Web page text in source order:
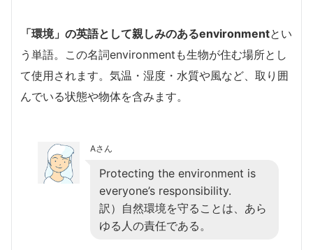
「環境」の英語として親しみのあるenvironmentとい
う単語。この名詞environmentも生物が住む場所とし
て使用されます。気温・湿度・水質や風など、取り囲
んでいる状態や物体を含みます。
Aさん
Protecting the environment is
everyone’s responsibility.
訳）自然環境を守ることは、あら
ゆる人の責任である。